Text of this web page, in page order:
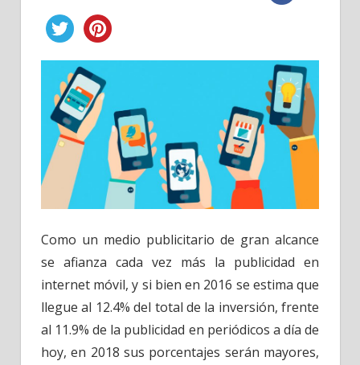
Como un medio publicitario de gran alcance
se afianza cada vez más la publicidad en
internet móvil, y si bien en 2016 se estima que
llegue al 12.4% del total de la inversión, frente
al 11.9% de la publicidad en periódicos a día de
hoy, en 2018 sus porcentajes serán mayores,